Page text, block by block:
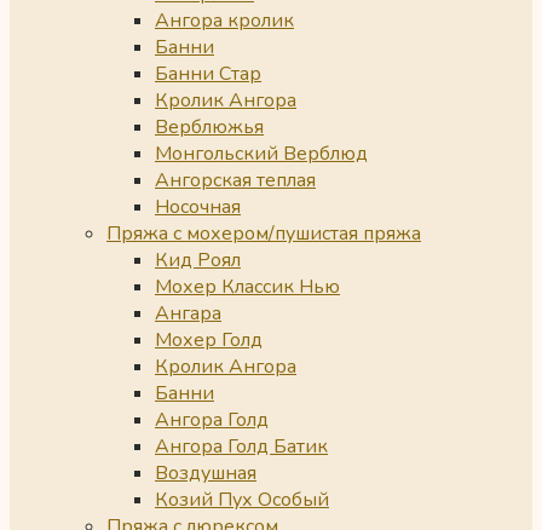
Ангора кролик
Банни
Банни Стар
Кролик Ангора
Верблюжья
Монгольский Верблюд
Ангорская теплая
Носочная
Пряжа с мохером/пушистая пряжа
Кид Роял
Мохер Классик Нью
Ангара
Мохер Голд
Кролик Ангора
Банни
Ангора Голд
Ангора Голд Батик
Воздушная
Козий Пух Особый